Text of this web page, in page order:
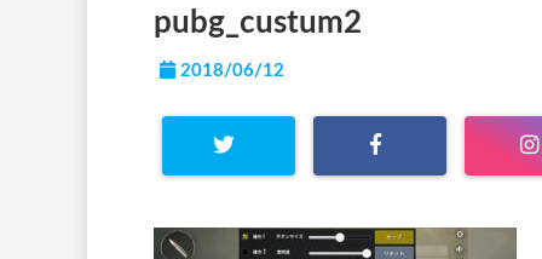
pubg_custum2
2018/06/12